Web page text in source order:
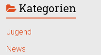
Kategorien
Jugend
News